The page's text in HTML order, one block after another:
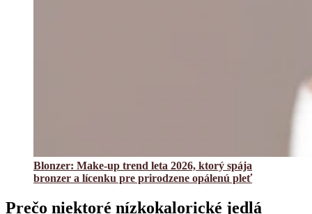
Blonzer: Make-up trend leta 2026, ktorý spája
bronzer a lícenku pre prirodzene opálenú pleť
Prečo niektoré nízkokalorické jedlá